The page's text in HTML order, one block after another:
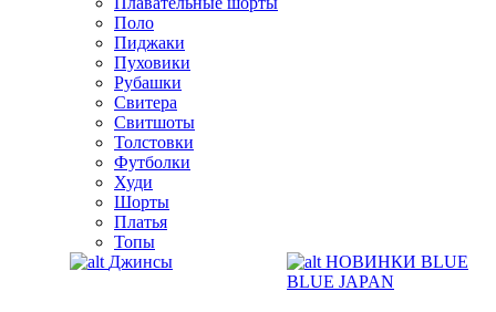
Поло
Пиджаки
Пуховики
Рубашки
Свитера
Свитшоты
Толстовки
Футболки
Худи
Шорты
Платья
Топы
Джинсы
НОВИНКИ BLUE
BLUE JAPAN